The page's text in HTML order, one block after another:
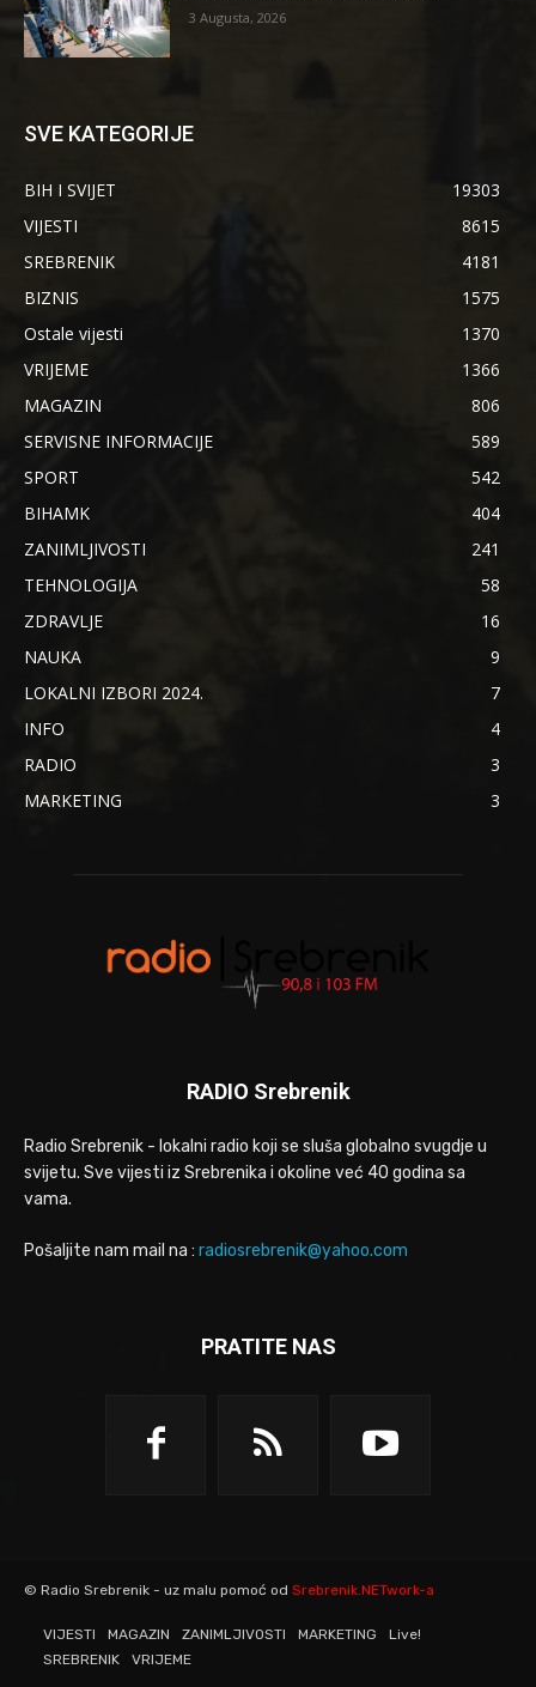
3 Augusta, 2026
SVE KATEGORIJE
BIH I SVIJET
19303
VIJESTI
8615
SREBRENIK
4181
BIZNIS
1575
Ostale vijesti
1370
VRIJEME
1366
MAGAZIN
806
SERVISNE INFORMACIJE
589
SPORT
542
BIHAMK
404
ZANIMLJIVOSTI
241
TEHNOLOGIJA
58
ZDRAVLJE
16
NAUKA
9
LOKALNI IZBORI 2024.
7
INFO
4
RADIO
3
MARKETING
3
RADIO Srebrenik
Radio Srebrenik - lokalni radio koji se sluša globalno svugdje u
svijetu. Sve vijesti iz Srebrenika i okoline već 40 godina sa
vama.
Pošaljite nam mail na : radiosrebrenik@yahoo.com
PRATITE NAS
© Radio Srebrenik - uz malu pomoć od Srebrenik.NETwork-a
VIJESTI MAGAZIN ZANIMLJIVOSTI MARKETING
Live!
SREBRENIK
VRIJEME